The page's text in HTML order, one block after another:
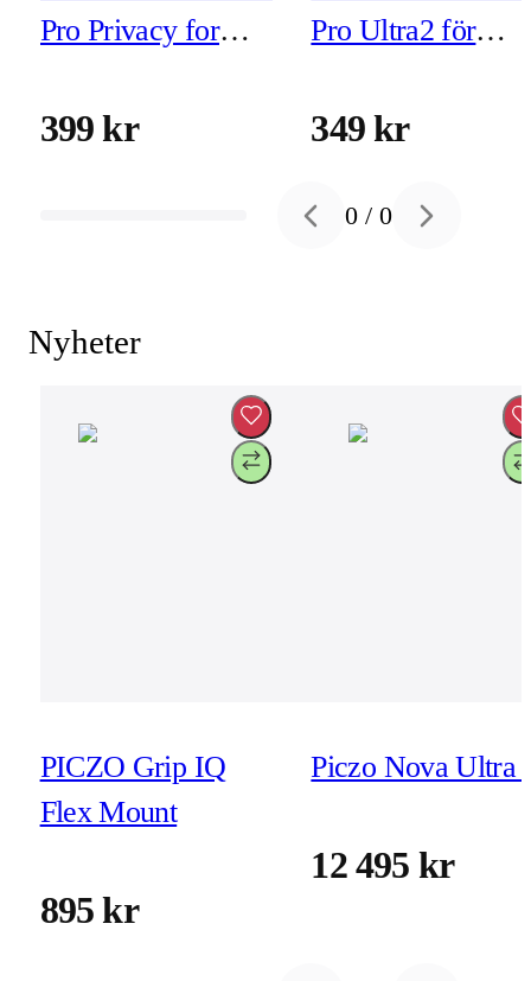
Pro Privacy for
montering)
399 kr
Pro Ultra2 för
montering)
349 kr
Previous slide
0 /0 Next slide
Nyheter
PICZO Grip IQ
Flex Mount
895 kr
Piczo Nova Ultra
12 495 kr